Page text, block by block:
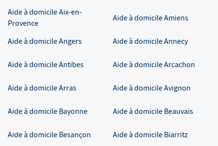
Aide à domicileAix-en-
Provence
Aide à domicileAmiens
Aide à domicileAngers Aide à domicileAnnecy
Aide à domicileAntibes Aide à domicileArcachon
Aide à domicileArras Aide à domicileAvignon
Aide à domicile Bayonne Aide à domicile Beauvais
Aide à domicile Besançon Aide à domicile Biarritz